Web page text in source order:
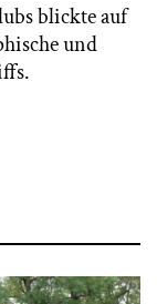
blickte auf
und